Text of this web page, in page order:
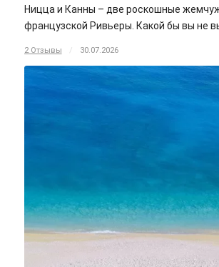
Ницца и Канны – две роскошные
французской Ривьеры. Какой бы вы не
2 Отзывы / 30.07.2026